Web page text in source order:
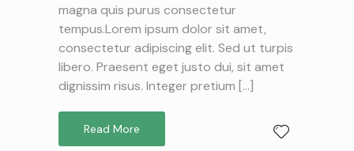
magna quis purus consectetur
tempus.Lorem ipsum dolor sit amet,
consectetur adipiscing elit. Sed ut turpis
libero. Praesent eget justo dui, sit amet
dignissim risus. Integer pretium […]
Read More